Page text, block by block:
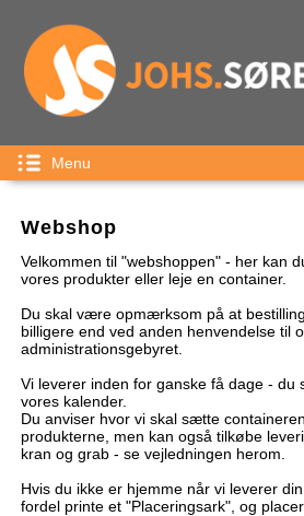
Menu
Webshop
Velkommen til "webshoppen" - her kan
vores produkter eller leje en container.
Du skal være opmærksom på at
billigere end ved anden henvendelse til
administrationsgebyret.
Vi leverer inden for ganske få dage - du
vores kalender.
Du anviser hvor vi skal sætte
produkterne, men kan også tilkøbe
kran og grab - se vejledningen herom.
Hvis du ikke er hjemme når vi leverer
fordel printe et "Placeringsark", og